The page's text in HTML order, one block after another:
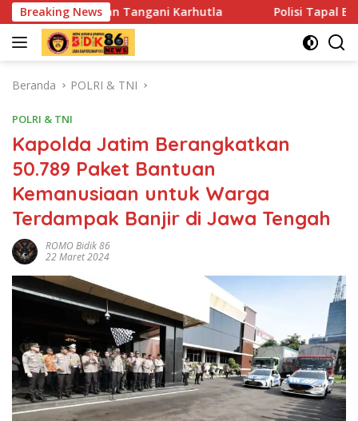
Langsung
ke
konten
Breaking News
Karhutla Polisi Tapal Batas dan Pedalaman
Beranda POLRI & TNI
POLRI & TNI
Kapolda Jatim Berangkatkan
50.789 Paket Bantuan
Kemanusiaan untuk Warga
Terdampak Banjir di Jawa Tengah
ROMO Bidik 86
22 Maret 2024